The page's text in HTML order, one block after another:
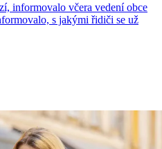
informovalo včera vedení obce
s jakými řidiči se už